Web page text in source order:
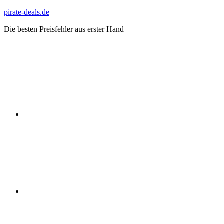
Zum
springen
pirate-deals.de
Die besten Preisfehler aus erster Hand